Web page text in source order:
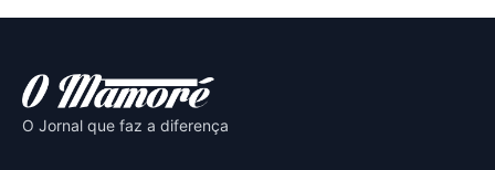
O Jornal que faz a diferença